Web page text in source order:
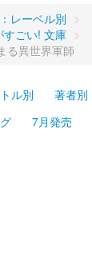
レーベル別
>
すごい! 文庫 >
る異世界軍師
ル別 著者別
7月発売